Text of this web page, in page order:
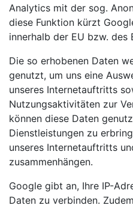
Analytics mit der sog.
diese Funktion kürzt
innerhalb der EU bzw. des
Die so erhobenen Daten
genutzt, um uns eine
unseres Internetauftritts
Nutzungsaktivitäten zur
können diese Daten
Dienstleistungen zu
unseres Internetauftritts
zusammenhängen.
Google gibt an, Ihre IP-
Daten zu verbinden.